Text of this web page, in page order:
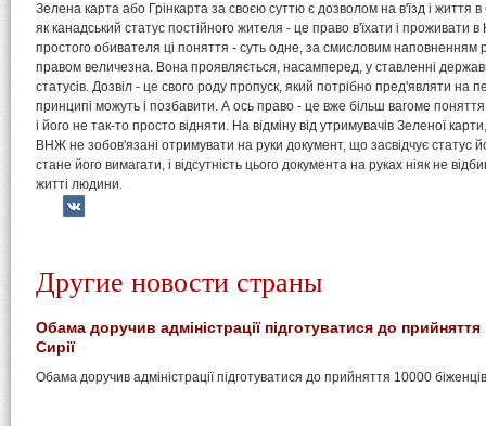
Зелена карта або Грінкарта за своєю суттю є дозволом на в'їзд і життя
як канадський статус постійного жителя - це право в'їхати і проживати
простого обивателя ці поняття - суть одне, за смисловим наповненням
правом величезна. Вона проявляється, насамперед, у ставленні
статусів. Дозвіл - це свого роду пропуск, який потрібно пред'являти на
принципі можуть і позбавити. А ось право - це вже більш вагоме
і його не так-то просто відняти. На відміну від утримувачів Зеленої
ВНЖ не зобов'язані отримувати на руки документ, що засвідчує статус
стане його вимагати, і відсутність цього документа на руках ніяк не
житті людини.
Другие новости страны
Обама доручив адміністрації підготуватися до прийняття
Сирії
Обама доручив адміністрації підготуватися до прийняття 10000 біженців